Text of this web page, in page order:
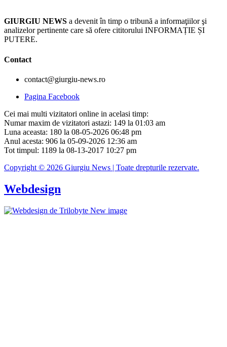
GIURGIU NEWS a devenit în timp o tribună a informaţiilor şi
analizelor pertinente care să ofere cititorului INFORMAȚIE ȘI
PUTERE.
Contact
contact@giurgiu-news.ro
Pagina Facebook
Cei mai multi vizitatori online in acelasi timp:
Numar maxim de vizitatori astazi: 149 la 01:03 am
Luna aceasta: 180 la 08-05-2026 06:48 pm
Anul acesta: 906 la 05-09-2026 12:36 am
Tot timpul: 1189 la 08-13-2017 10:27 pm
Copyright © 2026 Giurgiu News | Toate drepturile rezervate.
Webdesign